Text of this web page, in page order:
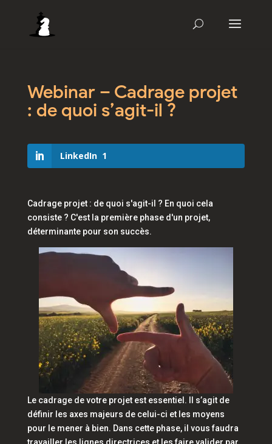
Webinar – Cadrage projet
: de quoi s’agit-il ?
LinkedIn 1
Cadrage projet : de quoi s'agit-il ? En quoi cela
consiste ? C'est la première phase d'un projet,
déterminante pour son succès.
Le cadrage de votre projet est essentiel. Il s’agit de
définir les axes majeurs de celui-ci et les moyens
pour le mener à bien. Dans cette phase, il vous faudra